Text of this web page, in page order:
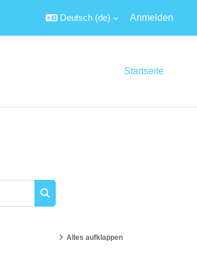
Deutsch ‎(de)‎ Anmelden
Startseite
Alles aufklappen